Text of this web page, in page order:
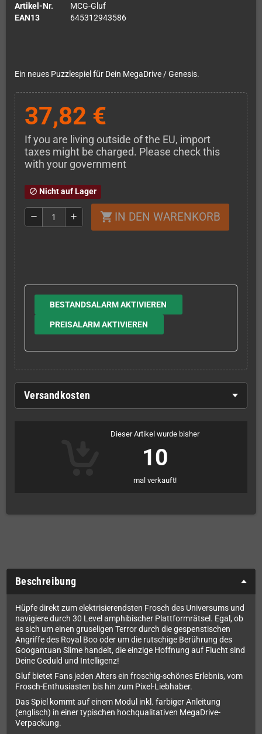
Artikel-Nr.
MCG-Gluf
EAN13
645312943586
Ein neues Puzzlespiel für Dein MegaDrive / Genesis.
37,82 €
If you are living outside of the EU, import
taxes might be charged. Please check this
with your government
block Nicht auf Lager
remove add shopping_cart IN DEN WARENKORB
BESTANDSALARM AKTIVIEREN
PREISALARM AKTIVIEREN
Versandkosten
Dieser Artikel wurde bisher
10
mal verkauft!
Beschreibung
Hüpfe direkt zum elektrisierendsten Frosch des Universums und
navigiere durch 30 Level amphibischer Plattformrätsel. Egal, ob
es sich um einen gruseligen Terror durch die gespenstischen
Angriffe des Royal Boo oder um die rutschige Berührung des
Googantuan Slime handelt, die einzige Hoffnung auf Flucht sind
Deine Geduld und Intelligenz!
Gluf bietet Fans jeden Alters ein froschig-schönes Erlebnis, vom
Frosch-Enthusiasten bis hin zum Pixel-Liebhaber.
Das Spiel kommt auf einem Modul inkl. farbiger Anleitung
(englisch) in einer typischen hochqualitativen MegaDrive-
Verpackung.